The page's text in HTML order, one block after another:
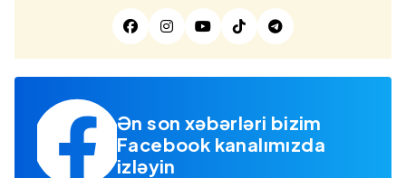
Ən son xəbərləri bizim
Facebook kanalımızda
izləyin